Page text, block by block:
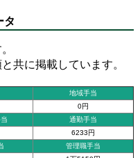
タ
共に掲載しています。
地域手当
0円
通勤手当
6233円
管理職手当